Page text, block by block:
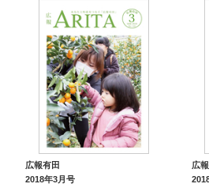
広報有田
2018年3月号
広